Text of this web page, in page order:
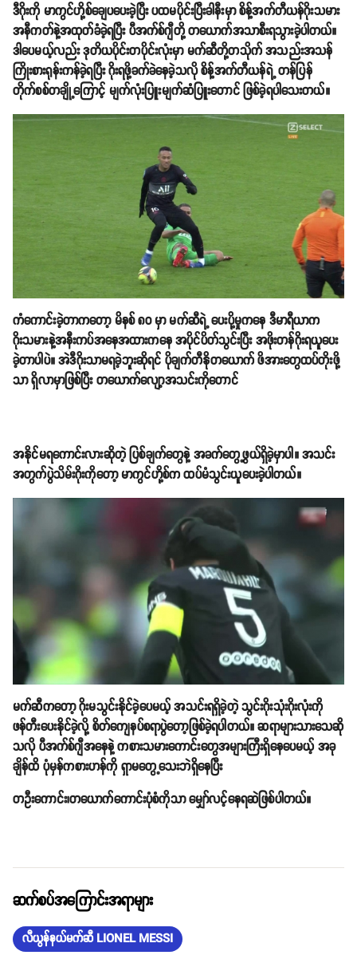
ဒီဂိုးကို မာကွင်ဟို့စ်ချေပပေးခဲ့ပြီး ပထမပိုင်းပြီးခါနီးမှာ စိန့်အက်တီယန်ဂိုးသမား
အနီကတ်နဲ့အထုတ်ခံခဲ့ရပြီး ပီအက်စ်ဂျီတို့ တယောက်အသာစီးရသွားခဲ့ပါတယ်။
ဒါပေမယ့်လည်း ဒုတိယပိုင်းတပိုင်းလုံးမှာ မက်ဆီတို့တသိုက် အသည်းအသန်
ကြိုးစားရုန်းကန်ခဲ့ရပြီး ဂိုးရဖို့ခက်ခဲနေခဲ့သလို စိန့်အက်တီယန်ရဲ့ တန်ပြန်
တိုက်စစ်တချို့ကြောင့် မျက်လုံးပြူးမျက်ဆံပြူးတောင် ဖြစ်ခဲ့ရပါသေးတယ်။
ကံကောင်းခဲ့တာကတော့ မိနစ် ၈၀ မှာ မက်ဆီရဲ့ ပေးပို့မှုကနေ ဒီမာရီယာက
ဂိုးသမားနဲ့အနီးကပ်အနေအထားကနေ အပိုင်ပိတ်သွင်းပြီး အဖိုးတန်ဂိုးရယူပေး
ခဲ့တာပါပဲ။ အဲဒီဂိုးသာမရခဲ့ဘူးဆိုရင် ပိုချက်တီနိုတယောက် ဖိအားတွေထပ်တိုးဖို့
သာ ရှိလာမှာဖြစ်ပြီး တယောက်လျော့အသင်းကိုတောင်
အနိုင်မရကောင်းလားဆိုတဲ့ ပြစ်ချက်တွေနဲ့ အခက်တွေ့ဖွယ်ရှိခဲ့မှာပါ။ အသင်း
အတွက်ပွဲသိမ်းဂိုးကိုတော့ မာကွင်ဟို့စ်က ထပ်မံသွင်းယူပေးခဲ့ပါတယ်။
မက်ဆီကတော့ ဂိုးမသွင်းနိုင်ခဲ့ပေမယ့် အသင်းရရှိခဲ့တဲ့ သွင်းဂိုးသုံးဂိုးလုံးကို
ဖန်တီးပေးနိုင်ခဲ့လို့ စိတ်ကျေနပ်စရာပွဲတော့ဖြစ်ခဲ့ရပါတယ်။ ဆရာများသားသေဆို
သလို ပီအက်စ်ဂျီအနေနဲ့ ကစားသမားကောင်းတွေအများကြီးရှိနေပေမယ့် အခု
ချိန်ထိ ပုံမှန်ကစားဟန်ကို ရှာမတွေ့သေးဘဲရှိနေပြီး
တဦးကောင်း၊တယောက်ကောင်းပုံစံကိုသာ မျှော်လင့်နေရဆဲဖြစ်ပါတယ်။
ဆက်စပ်အကြောင်းအရာများ
လီယွန်နယ်မက်ဆီ LIONEL MESSI